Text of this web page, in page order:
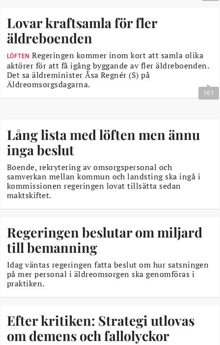
Lovar kraftsamla för fler
äldreboenden
LÖFTEN Regeringen kommer inom kort att samla olika
aktörer för att få igång byggande av fler äldreboenden.
Det sa äldreminister Åsa Regnér (S) på
Äldreomsorgsdagarna.
161
Lång lista med löften men ännu
inga beslut
Boende, rekrytering av omsorgspersonal och
samverkan mellan kommun och landsting ska ingå i
kommissionen regeringen lovat tillsätta sedan
maktskiftet.
Regeringen beslutar om miljard
till bemanning
Idag väntas regeringen fatta beslut om hur satsningen
på mer personal i äldreomsorgen ska genomföras i
praktiken.
Efter kritiken: Strategi utlovas
om demens och fallolyckor